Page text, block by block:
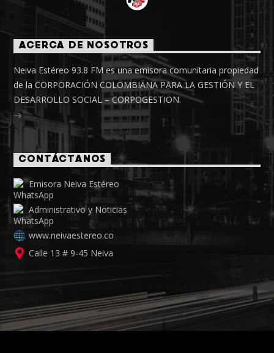
ACERCA DE NOSOTROS
Neiva Estéreo 93.8 FM es una emisora comunitaria propiedad
de la CORPORACIÓN COLOMBIANA PARA LA GESTIÓN Y EL
DESARROLLO SOCIAL – CORPOGESTION.
CONTÁCTANOS
Emisora Neiva Estéreo
Administrativo y Noticias
www.neivaestereo.co
Calle 13 # 9-45 Neiva